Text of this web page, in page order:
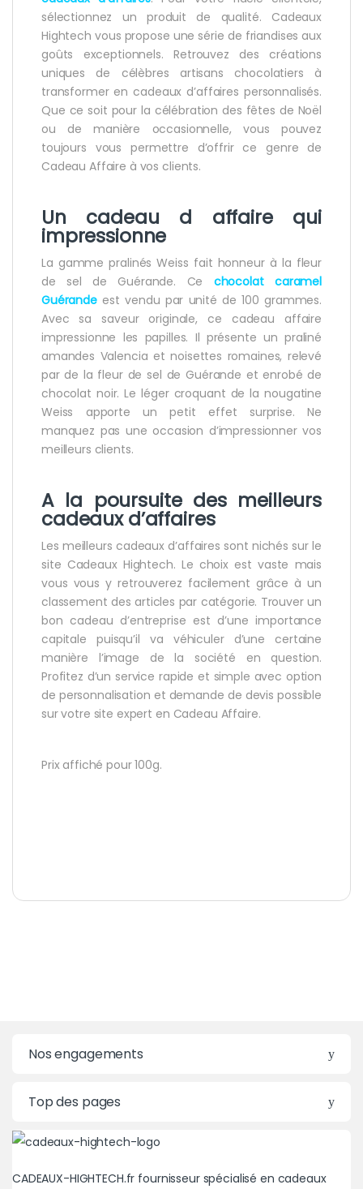
sélectionnez un produit de qualité. Cadeaux
Hightech vous propose une série de friandises aux
goûts exceptionnels. Retrouvez des créations
uniques de célèbres artisans chocolatiers à
transformer en cadeaux d’affaires personnalisés.
Que ce soit pour la célébration des fêtes de Noël
ou de manière occasionnelle, vous pouvez
toujours vous permettre d’offrir ce genre de
Cadeau Affaire à vos clients.
Un cadeau d affaire qui
impressionne
La gamme pralinés Weiss fait honneur à la fleur
de sel de Guérande. Ce chocolat caramel
Guérande est vendu par unité de 100 grammes.
Avec sa saveur originale, ce cadeau affaire
impressionne les papilles. Il présente un praliné
amandes Valencia et noisettes romaines, relevé
par de la fleur de sel de Guérande et enrobé de
chocolat noir. Le léger croquant de la nougatine
Weiss apporte un petit effet surprise. Ne
manquez pas une occasion d’impressionner vos
meilleurs clients.
A la poursuite des meilleurs
cadeaux d’affaires
Les meilleurs cadeaux d’affaires sont nichés sur le
site Cadeaux Hightech. Le choix est vaste mais
vous vous y retrouverez facilement grâce à un
classement des articles par catégorie. Trouver un
bon cadeau d’entreprise est d’une importance
capitale puisqu’il va véhiculer d’une certaine
manière l’image de la société en question.
Profitez d’un service rapide et simple avec option
de personnalisation et demande de devis possible
sur votre site expert en Cadeau Affaire.
Prix affiché pour 100g.
Nos engagements
Top des pages
CADEAUX-HIGHTECH.fr fournisseur spécialisé en cadeaux